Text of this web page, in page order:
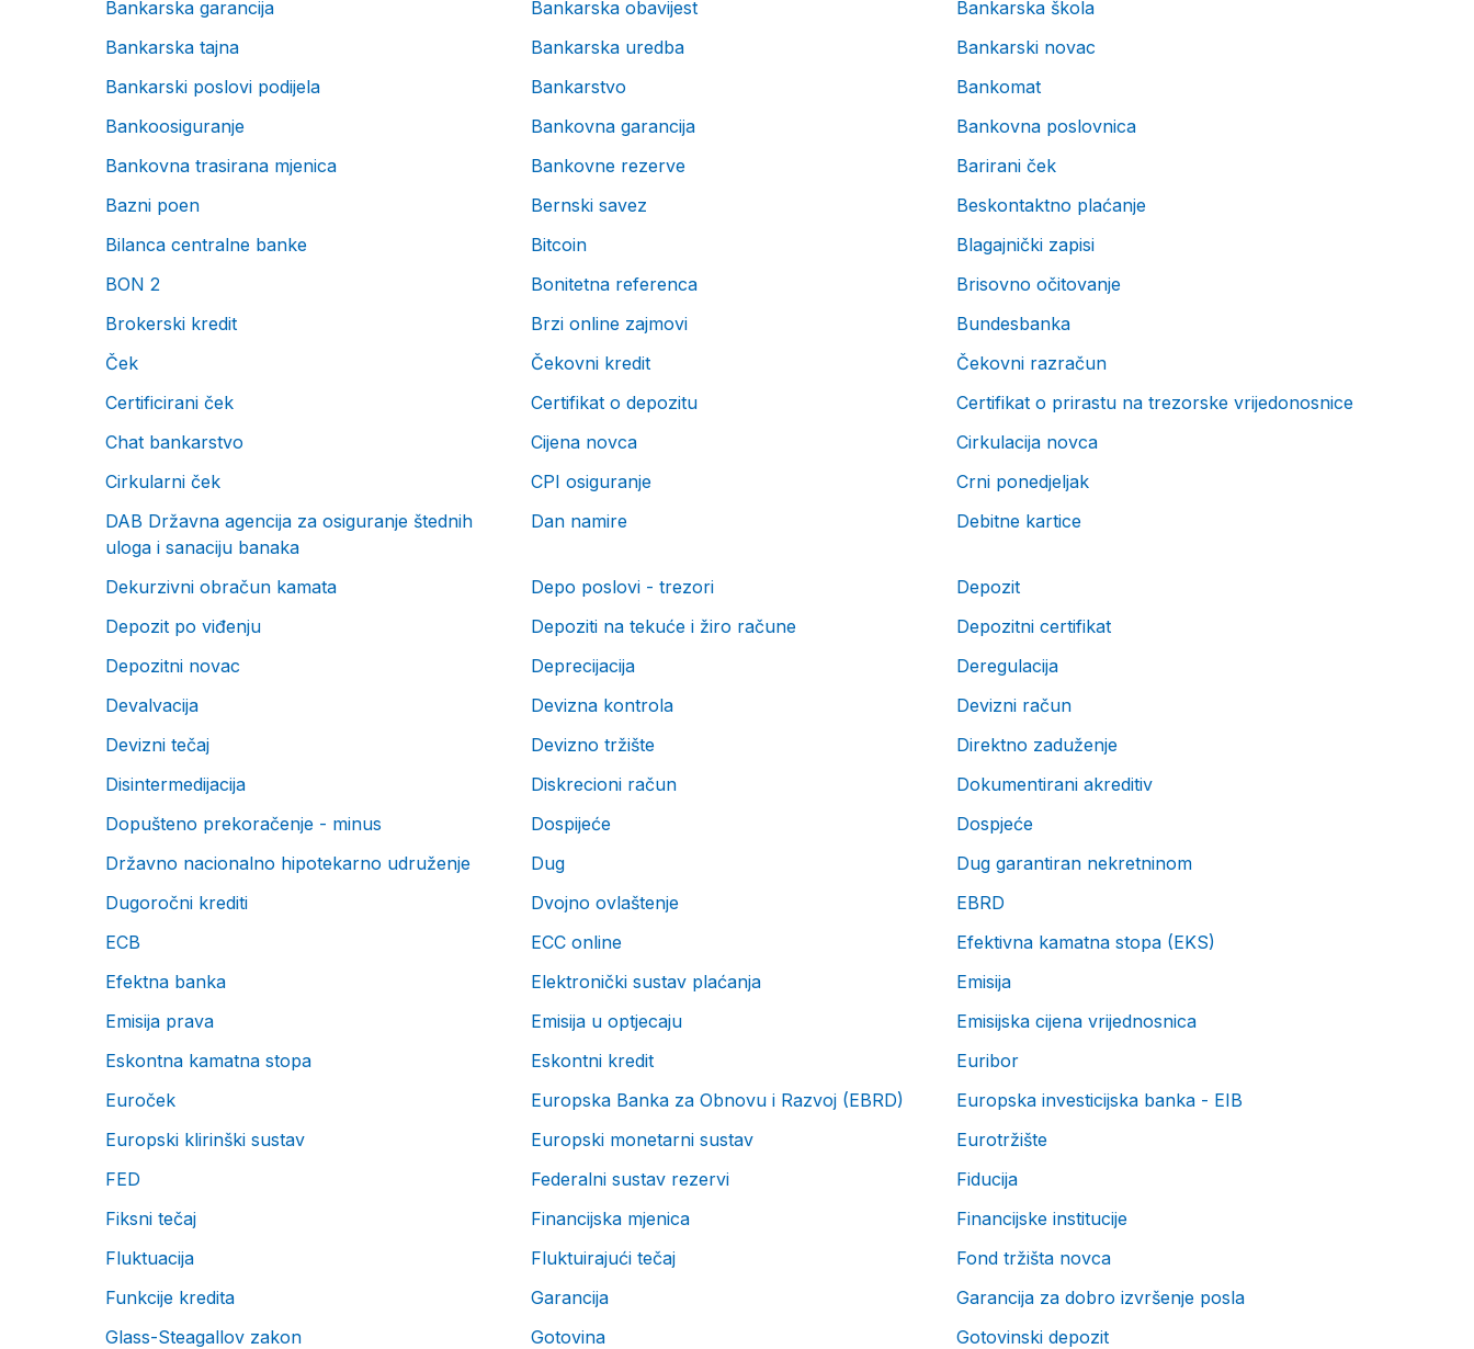
Bankarska garancija
Bankarska obavijest
Bankarska škola
Bankarska tajna
Bankarska uredba
Bankarski novac
Bankarski poslovi podijela
Bankarstvo
Bankomat
Bankoosiguranje
Bankovna garancija
Bankovna poslovnica
Bankovna trasirana mjenica
Bankovne rezerve
Barirani ček
Bazni poen
Bernski savez
Beskontaktno plaćanje
Bilanca centralne banke
Bitcoin
Blagajnički zapisi
BON 2
Bonitetna referenca
Brisovno očitovanje
Brokerski kredit
Brzi online zajmovi
Bundesbanka
Ček
Čekovni kredit
Čekovni razračun
Certificirani ček
Certifikat o depozitu
Certifikat o prirastu na trezorske vrijedonosnice
Chat bankarstvo
Cijena novca
Cirkulacija novca
Cirkularni ček
CPI osiguranje
Crni ponedjeljak
DAB Državna agencija za osiguranje štednih
uloga i sanaciju banaka
Dan namire Debitne kartice
Dekurzivni obračun kamata Depo poslovi - trezori
Depozit
Depozit po viđenju
Depoziti na tekuće i žiro račune
Depozitni certifikat
Depozitni novac
Deprecijacija
Deregulacija
Devalvacija
Devizna kontrola
Devizni račun
Devizni tečaj
Devizno tržište
Direktno zaduženje
Disintermedijacija
Diskrecioni račun
Dokumentirani akreditiv
Dopušteno prekoračenje - minus
Dospijeće
Dospjeće
Državno nacionalno hipotekarno udruženje
Dug
Dug garantiran nekretninom
Dugoročni krediti
Dvojno ovlaštenje
EBRD
ECB
ECC online
Efektivna kamatna stopa (EKS)
Efektna banka
Elektronički sustav plaćanja
Emisija
Emisija prava
Emisija u optjecaju
Emisijska cijena vrijednosnica
Eskontna kamatna stopa
Eskontni kredit
Euribor
Euroček
Europska Banka za Obnovu i Razvoj (EBRD)
Europska investicijska banka - EIB
Europski klirinški sustav
Europski monetarni sustav
Eurotržište
FED
Federalni sustav rezervi
Fiducija
Fiksni tečaj
Financijska mjenica
Financijske institucije
Fluktuacija
Fluktuirajući tečaj
Fond tržišta novca
Funkcije kredita
Garancija
Garancija za dobro izvršenje posla
Glass-Steagallov zakon
Gotovina
Gotovinski depozit